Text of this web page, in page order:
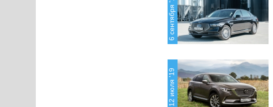
6 сентября '19
12 июля '19